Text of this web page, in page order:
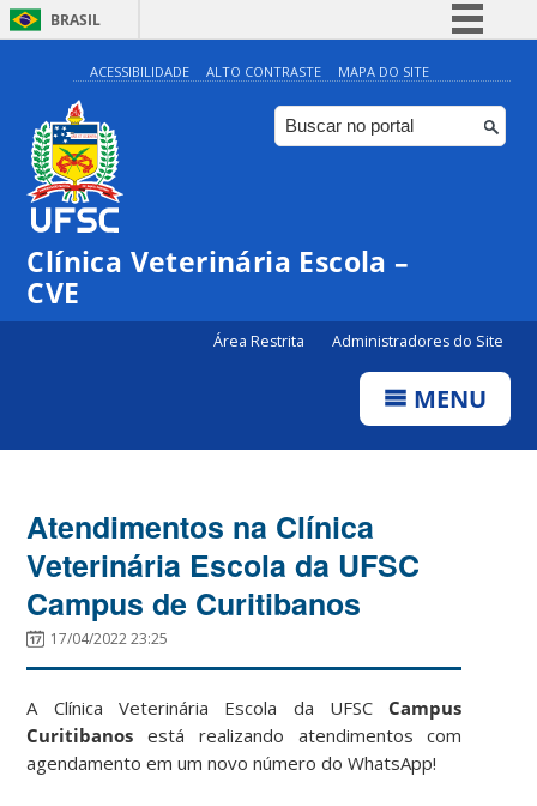
BRASIL
Simplifique!
Comunica BR
Participe
Canais
ACESSIBILIDADE ALTO CONTRASTE MAPA DO SITE
Clínica Veterinária Escola –
CVE
Área Restrita Administradores do Site
MENU
Atendimentos na Clínica
Veterinária Escola da UFSC
Campus de Curitibanos
17/04/2022 23:25
A Clínica Veterinária Escola da UFSC Campus
Curitibanos está realizando atendimentos com
agendamento em um novo número do WhatsApp!